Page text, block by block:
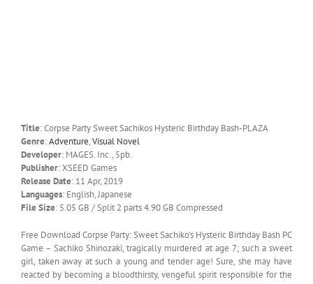
Title: Corpse Party Sweet Sachikos Hysteric Birthday Bash-PLAZA
Genre:Adventure,Visual Novel
Developer: MAGES. Inc., 5pb.
Publisher: XSEED Games
Release Date: 11 Apr, 2019
Languages: English, Japanese
File Size: 5.05 GB / Split 2 parts 4.90 GB Compressed
Free Download Corpse Party: Sweet Sachiko’s Hysteric Birthday Bash PC
Game – Sachiko Shinozaki, tragically murdered at age 7; such a sweet
girl, taken away at such a young and tender age! Sure, she may have
reacted by becoming a bloodthirsty, vengeful spirit responsible for the